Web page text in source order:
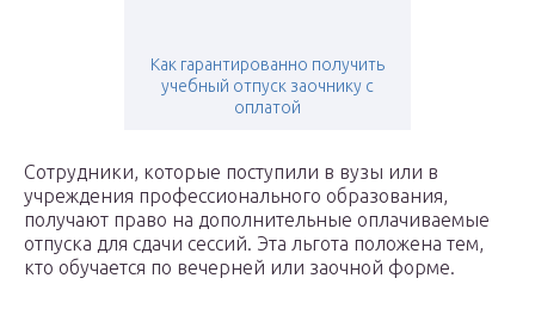
Как гарантированно получить
учебный отпуск заочнику с
оплатой
Сотрудники, которые поступили в вузы или в
учреждения профессионального образования,
получают право на дополнительные оплачиваемые
отпуска для сдачи сессий. Эта льгота положена тем,
кто обучается по вечерней или заочной форме.